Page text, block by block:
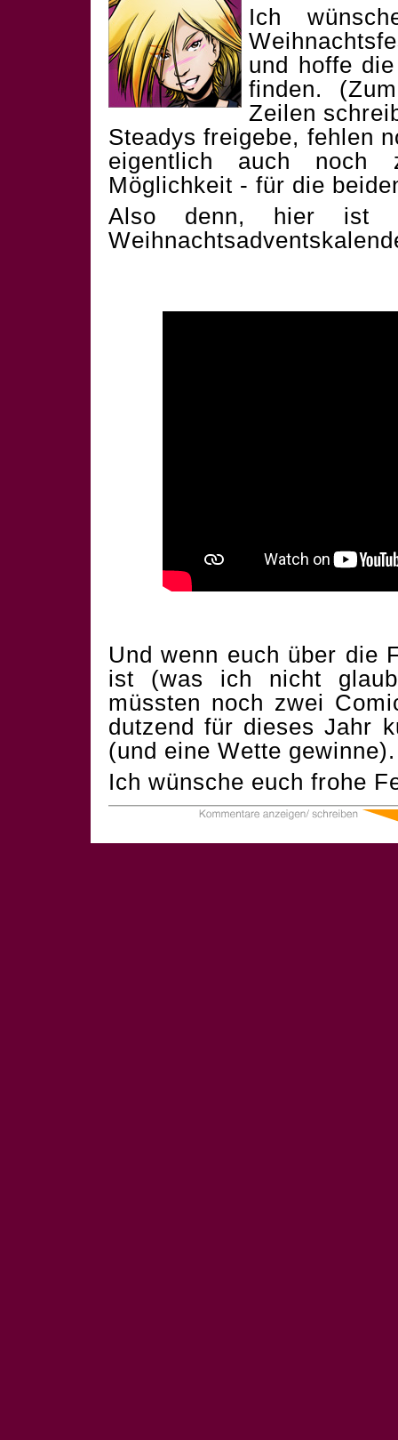
Ich
und hoffe
finden.
Zeilen
Steadys freigebe, fehlen
eigentlich auch noch
Möglichkeit - für die
Also denn, hier ist
Und wenn euch über die
ist (was ich nicht
müssten noch zwei
dutzend für dieses Jahr
(und eine Wette
Ich wünsche euch frohe